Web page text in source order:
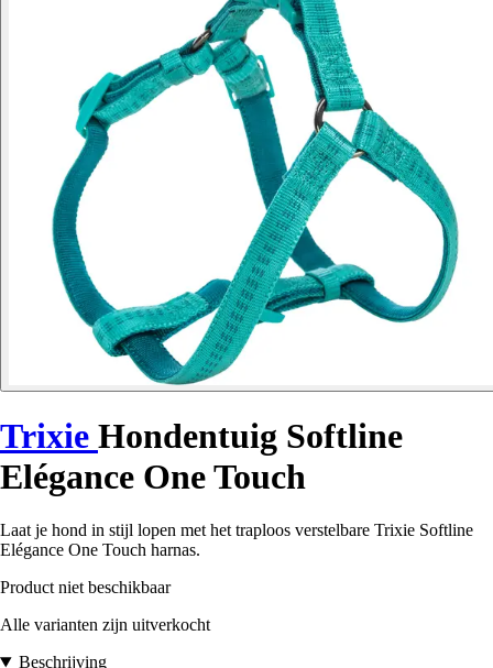
Trixie Hondentuig Softline
Elégance One Touch
Laat je hond in stijl lopen met het traploos verstelbare Trixie Softline
Elégance One Touch harnas.
Product niet beschikbaar
Alle varianten zijn uitverkocht
Beschrijving